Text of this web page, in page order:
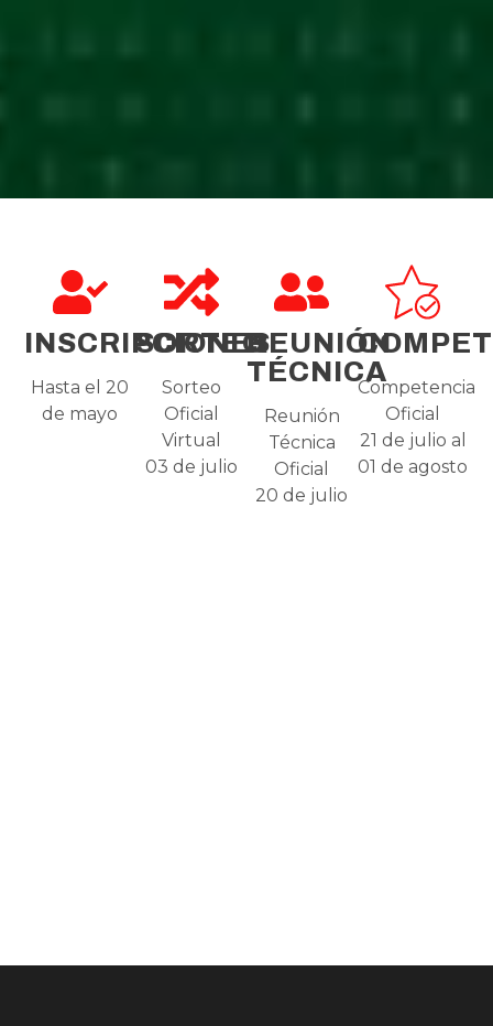
INSCRIPCIONES
Hasta el 20
de mayo
SORTEO
Sorteo
Oficial
Virtual
03 de julio
REUNIÓN
TÉCNICA
Reunión
Técnica
Oficial
20 de julio
Competencia
Oficial
21 de julio al
01 de agosto